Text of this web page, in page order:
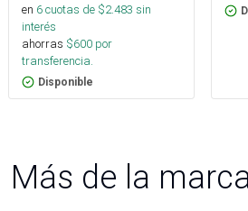
en 6cuotas de $2.483 sin
interés
ahorras $600 por
transferencia.
Disponible
Más de la